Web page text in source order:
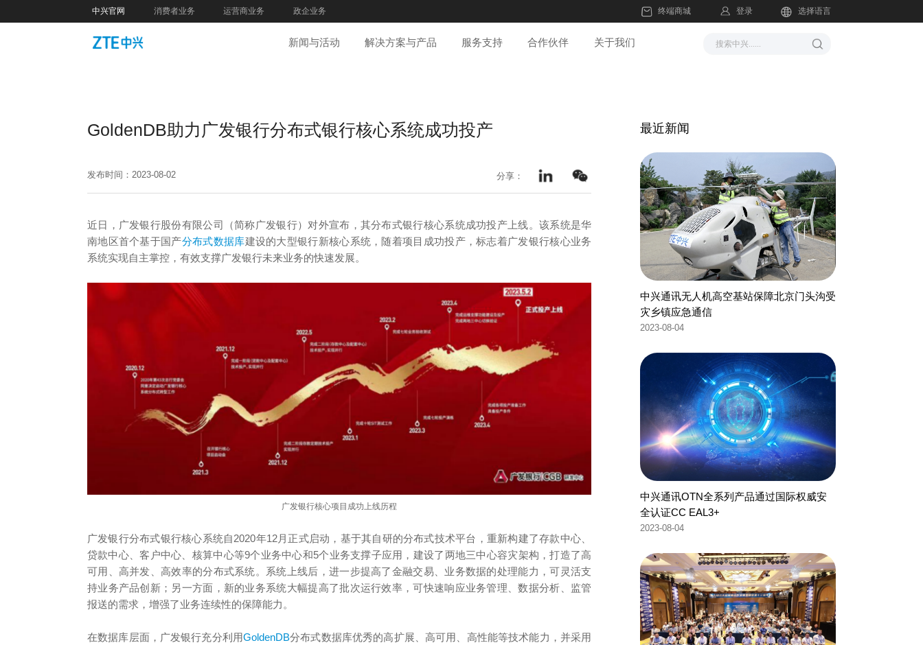
中兴官网 消费者业务 运营商业务 政企业务 终端商城 登录 选择语言
新闻与活动 解决方案与产品 服务支持 合作伙伴 关于我们
GoldenDB助力广发银行分布式银行核心系统成功投产
发布时间：2023-08-02 分享：
近日，广发银行股份有限公司（简称广发银行）对外宣布，其分布式银行核心系统成功投产上线。该系统是华
南地区首个基于国产分布式数据库建设的大型银行新核心系统，随着项目成功投产，标志着广发银行核心业务
系统实现自主掌控，有效支撑广发银行未来业务的快速发展。
广发银行核心项目成功上线历程
广发银行分布式银行核心系统自2020年12月正式启动，基于其自研的分布式技术平台，重新构建了存款中心、
贷款中心、客户中心、核算中心等9个业务中心和5个业务支撑子应用，建设了两地三中心容灾架构，打造了高
可用、高并发、高效率的分布式系统。系统上线后，进一步提高了金融交易、业务数据的处理能力，可灵活支
持业务产品创新；另一方面，新的业务系统大幅提高了批次运行效率，可快速响应业务管理、数据分析、监管
报送的需求，增强了业务连续性的保障能力。
在数据库层面，广发银行充分利用GoldenDB分布式数据库优秀的高扩展、高可用、高性能等技术能力，并采用
最近新闻
中兴通讯无人机高空基站保障北京门头沟受
灾乡镇应急通信
2023-08-04
中兴通讯OTN全系列产品通过国际权威安
全认证CC EAL3+
2023-08-04